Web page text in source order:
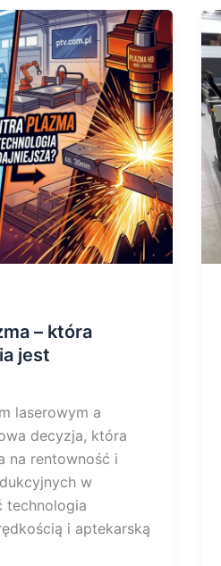
– która
jest
laserowym a
decyzja, która
na rentowność i
w
technologia
i aptekarską